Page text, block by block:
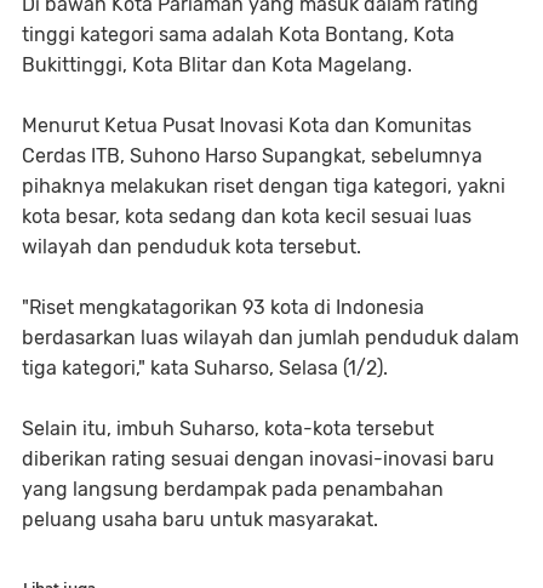
tinggi kategori sama adalah Kota Bontang, Kota
Bukittinggi, Kota Blitar dan Kota Magelang.
Menurut Ketua Pusat Inovasi Kota dan Komunitas
Cerdas ITB, Suhono Harso Supangkat, sebelumnya
pihaknya melakukan riset dengan tiga kategori, yakni
kota besar, kota sedang dan kota kecil sesuai luas
wilayah dan penduduk kota tersebut.
"Riset mengkatagorikan 93 kota di Indonesia
berdasarkan luas wilayah dan jumlah penduduk dalam
tiga kategori," kata Suharso, Selasa (1/2).
Selain itu, imbuh Suharso, kota-kota tersebut
diberikan rating sesuai dengan inovasi-inovasi baru
yang langsung berdampak pada penambahan
peluang usaha baru untuk masyarakat.